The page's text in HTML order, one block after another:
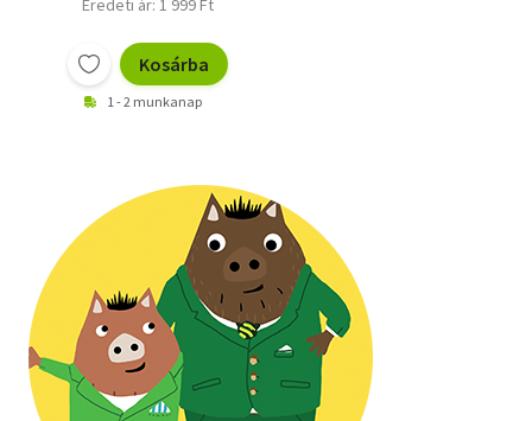
Eredeti ár: 1 999 Ft
Kosárba
1 - 2 munkanap